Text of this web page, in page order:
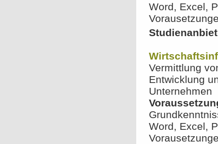
Word, Excel,
Vermittlung
Entwicklung
Unternehmen
Word, Excel,